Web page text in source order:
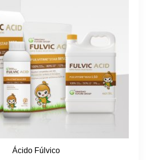
Ácido Fúlvico